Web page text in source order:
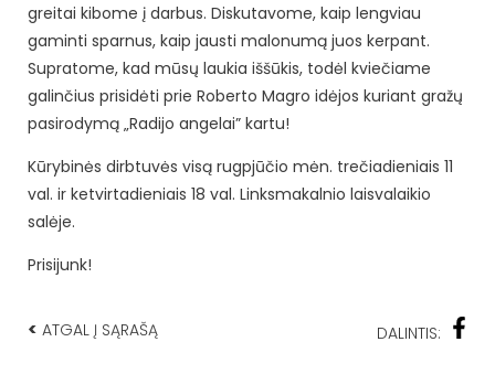
greitai kibome į darbus. Diskutavome, kaip lengviau
gaminti sparnus, kaip jausti malonumą juos kerpant.
Supratome, kad mūsų laukia iššūkis, todėl kviečiame
galinčius prisidėti prie Roberto Magro idėjos kuriant gražų
pasirodymą „Radijo angelai” kartu!
Kūrybinės dirbtuvės visą rugpjūčio mėn. trečiadieniais 11
val. ir ketvirtadieniais 18 val. Linksmakalnio laisvalaikio
salėje.
Prisijunk!
< ATGAL Į SĄRAŠĄ DALINTIS: